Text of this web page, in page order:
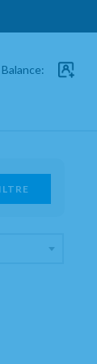
Balance: